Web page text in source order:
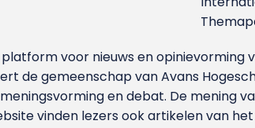
voor nieuws en
de gemeenschap van Avans
en debat. De mening
vinden lezers ook artikelen van